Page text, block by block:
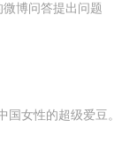
博问答提出问题
女性的超级爱豆。